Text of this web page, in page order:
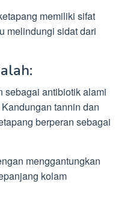
memiliki sifat
melindungi sidat dari
sebagai antibiotik alami
tannin dan
berperan sebagai
menggantungkan
kolam